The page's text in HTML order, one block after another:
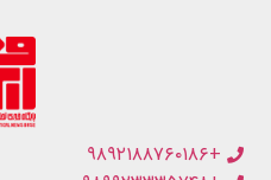
+۹۸۹۲۱۸۸۷۶۰۱۸۶